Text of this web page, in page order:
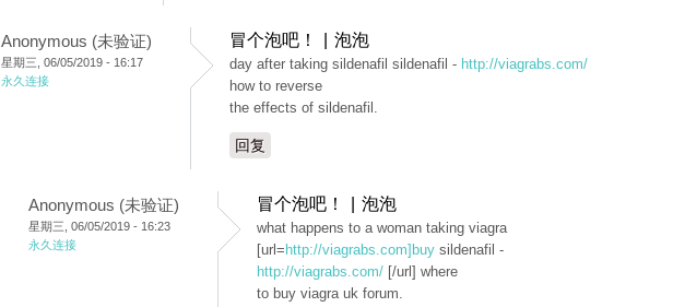
Anonymous (未验证)
星期三, 06/05/2019 - 16:17
永久连接
冒个泡吧！ | 泡泡
day after taking sildenafil sildenafil - http://viagrabs.com/
how to reverse
the effects of sildenafil.
回复
Anonymous (未验证)
星期三, 06/05/2019 - 16:23
永久连接
冒个泡吧！ | 泡泡
what happens to a woman taking viagra
[url= http://viagrabs.com]buy sildenafil -
http://viagrabs.com/ [/url] where
to buy viagra uk forum.